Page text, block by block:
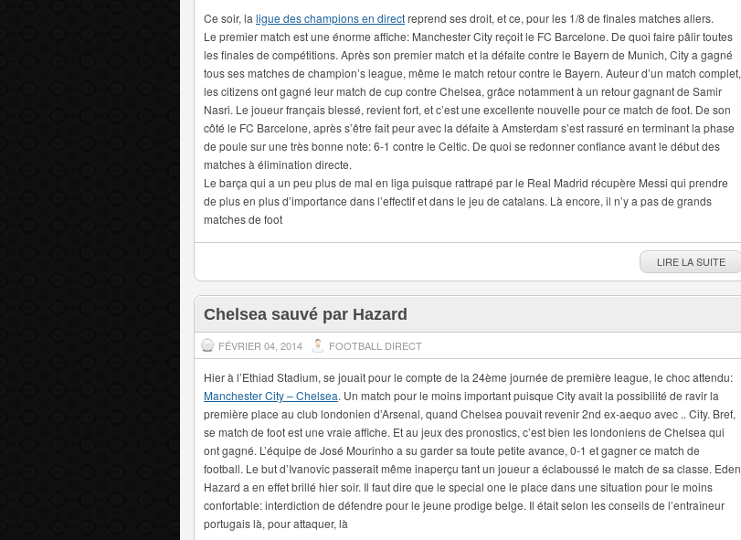
Ce soir, la ligue des champions en directreprend ses droit, et ce, pour les 1/8 de finales matches allers.
Le premier match est une énorme affiche: Manchester City reçoit le FC Barcelone. De quoi faire pâlir toutes
les finales de compétitions. Après son premier match et la défaite contre le Bayern de Munich, City a gagné
tous ses matches de champion’s league, même le match retour contre le Bayern. Auteur d’un match complet,
les citizens ont gagné leur match de cup contre Chelsea, grâce notamment à un retour gagnant de Samir
Nasri. Le joueur français blessé, revient fort, et c’est une excellente nouvelle pour ce match de foot. De son
côté le FC Barcelone, après s’être fait peur avec la défaite à Amsterdam s’est rassuré en terminant la phase
de poule sur une très bonne note: 6-1 contre le Celtic. De quoi se redonner confiance avant le début des
matches à élimination directe.
Le barça qui a un peu plus de mal en liga puisque rattrapé par le Real Madrid récupère Messi qui prendre
de plus en plus d’importance dans l’effectif et dans le jeu de catalans. Là encore, il n’y a pas de grands
matches de foot
LIRE LA SUITE
Chelsea sauvé par Hazard
FÉVRIER 04, 2014 FOOTBALL DIRECT
Hier à l’Ethiad Stadium, se jouait pour le compte de la 24ème journée de première league, le choc attendu:
Manchester City – Chelsea. Un match pour le moins important puisque City avait la possibilité de ravir la
première place au club londonien d’Arsenal, quand Chelsea pouvait revenir 2nd ex-aequo avec .. City. Bref,
se match de foot est une vraie affiche. Et au jeux des pronostics, c’est bien les londoniens de Chelsea qui
ont gagné. L’équipe de José Mourinho a su garder sa toute petite avance, 0-1 et gagner ce match de
football. Le but d’Ivanovic passerait même inaperçu tant un joueur a éclaboussé le match de sa classe. Eden
Hazard a en effet brillé hier soir. Il faut dire que le special one le place dans une situation pour le moins
confortable: interdiction de défendre pour le jeune prodige belge. Il était selon les conseils de l’entraîneur
portugais là, pour attaquer, là